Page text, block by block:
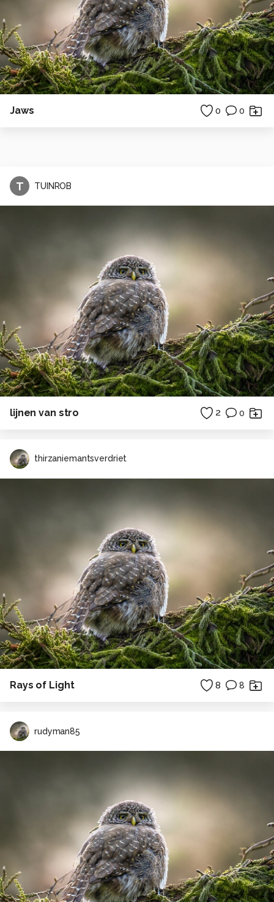
Jaws 0 0
T TUINROB
lijnen van stro 2 0
thirzaniemantsverdriet
Rays of Light 8 8
rudyman85